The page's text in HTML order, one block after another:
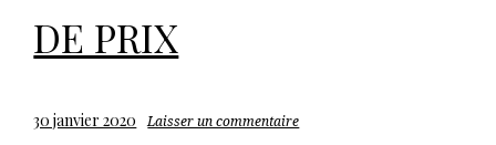
DE PRIX
30 janvier 2020 Laisser un commentaire